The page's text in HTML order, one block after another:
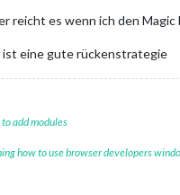
reicht es wenn ich den
ist eine gute rückenstrategie
add modules
how to use browser developers